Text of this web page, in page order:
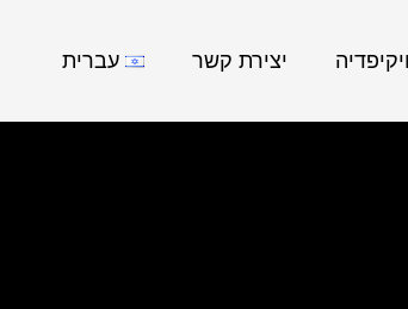
ויקיפדיה יצירת קשר עברית